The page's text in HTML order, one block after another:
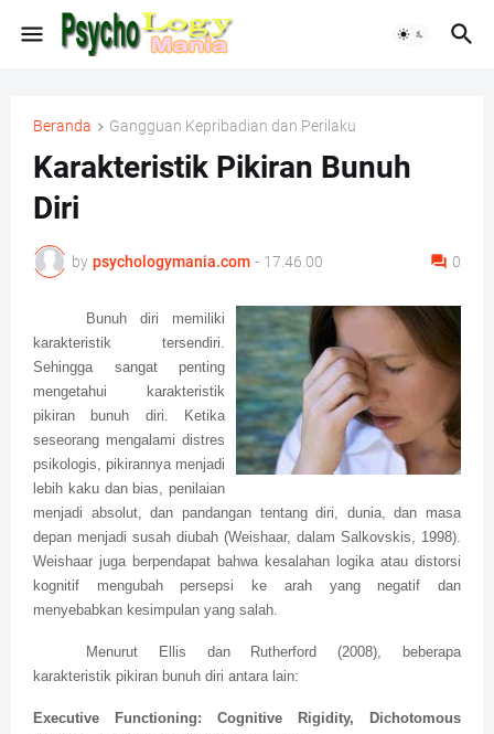
Beranda Gangguan Kepribadian dan Perilaku
Karakteristik Pikiran Bunuh
Diri
by psychologymania.com - 17.46.00 0
Bunuh diri memiliki
karakteristik tersendiri.
Sehingga sangat penting
mengetahui karakteristik
pikiran bunuh diri. Ketika
seseorang mengalami distres
psikologis, pikirannya menjadi
lebih kaku dan bias, penilaian
menjadi absolut, dan pandangan tentang diri, dunia, dan masa
depan menjadi susah diubah (Weishaar, dalam Salkovskis, 1998).
Weishaar juga berpendapat bahwa kesalahan logika atau distorsi
kognitif mengubah persepsi ke arah yang negatif dan
menyebabkan kesimpulan yang salah.
Menurut Ellis dan Rutherford (2008), beberapa
karakteristik pikiran bunuh diri antara lain:
Executive Functioning: Cognitive Rigidity, Dichotomous